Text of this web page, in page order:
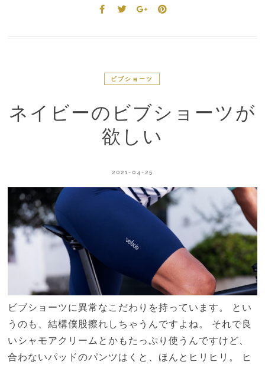
ビブショーツ
ネイビーのビブショーツが
欲しい
2021-04-25
ビブショーツに異常なこだわりを持っています。 とい
うのも、結構僕股擦れしちゃうんですよね。 それで良
いシャモアクリームとかもたっぷり使うんですけど、
合わないパッドのパンツはくと、ほんとヒリヒリ。 ヒ